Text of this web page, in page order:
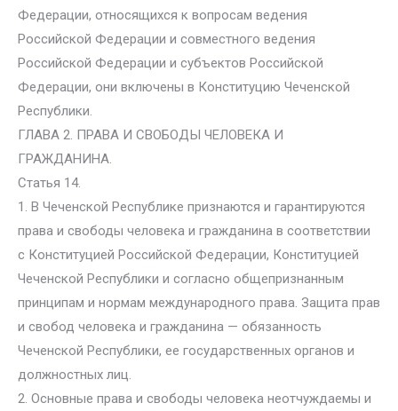
Федерации, относящихся к вопросам ведения
Российской Федерации и совместного ведения
Российской Федерации и субъектов Российской
Федерации, они включены в Конституцию Чеченской
Республики.
ГЛАВА 2. ПРАВА И СВОБОДЫ ЧЕЛОВЕКА И
ГРАЖДАНИНА.
Статья 14.
1. В Чеченской Республике признаются и гарантируются
права и свободы человека и гражданина в соответствии
с Конституцией Российской Федерации, Конституцией
Чеченской Республики и согласно общепризнанным
принципам и нормам международного права. Защита прав
и свобод человека и гражданина — обязанность
Чеченской Республики, ее государственных органов и
должностных лиц.
2. Основные права и свободы человека неотчуждаемы и